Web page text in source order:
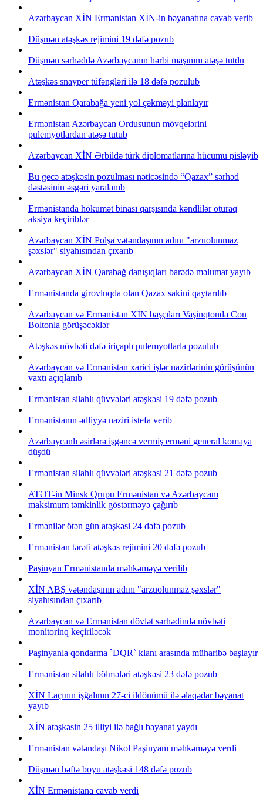
Azərbaycan XİN Ermənistan XİN-in bəyanatına cavab verib
Düşmən atəşkəs rejimini 19 dəfə pozub
Düşmən sərhəddə Azərbaycanın hərbi maşınını atəşə tutdu
Atəşkəs snayper tüfəngləri ilə 18 dəfə pozulub
Ermənistan Qarabağa yeni yol çəkməyi planlayır
Ermənistan Azərbaycan Ordusunun mövqelərini
pulemyotlardan atəşə tutub
Azərbaycan XİN Ərbildə türk diplomatlarına hücumu pisləyib
Bu gecə atəşkəsin pozulması nəticəsində “Qa­zax” sərhəd
dəstəsinin əsgəri yaralanıb
Ermənistanda hökumət binası qarşısında kəndlilər oturaq
aksiya keçiriblər
Azərbaycan XİN Polşa vətəndaşının adını "arzuolunmaz
şəxslər" siyahısından çıxarıb
Azərbaycan XİN Qarabağ danışıqları barədə məlumat yayıb
Ermənistanda girovluqda olan Qazax sakini qaytarılıb
Azərbaycan və Ermənistan XİN başçıları Vaşinqtonda Con
Boltonla görüşəcəklər
Atəşkəs növbəti dəfə iriçaplı pulemyotlarla pozulub
Azərbaycan və Ermənistan xarici işlər nazirlərinin görüşünün
vaxtı açıqlanıb
Ermənistan silahlı qüvvələri atəşkəsi 19 dəfə pozub
Ermənistanın ədliyyə naziri istefa verib
Azərbaycanlı əsirlərə işgəncə vermiş erməni general komaya
düşdü
Ermənistan silahlı qüvvələri atəşkəsi 21 dəfə pozub
ATƏT-in Minsk Qrupu Ermənistan və Azərbaycanı
maksimum təmkinlik göstərməyə çağırıb
Ermənilər ötən gün atəşkəsi 24 dəfə pozub
Ermənistan tərəfi atəşkəs rejimini 20 dəfə pozub
Paşinyan Ermənistanda məhkəməyə verilib
XİN ABŞ vətəndaşının adını "arzuolunmaz şəxslər"
siyahısından çıxarıb
Azərbaycan və Ermənistan dövlət sərhədində növbəti
monitorinq keçiriləcək
Paşinyanla qondarma `DQR` klanı arasında müharibə başlayır
Ermənistan silahlı bölmələri atəşkəsi 23 dəfə pozub
XİN Laçının işğalının 27-ci ildönümü ilə əlaqədar bəyanat
yayıb
XİN atəşkəsin 25 illiyi ilə bağlı bəyanat yaydı
Ermənistan vətəndaşı Nikol Paşinyanı məhkəməyə verdi
Düşmən həftə boyu atəşkəsi 148 dəfə pozub
XİN Ermənistana cavab verdi